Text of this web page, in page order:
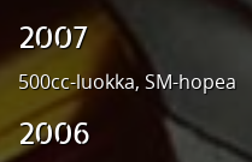
2007
500cc-luokka, SM-hopea
2006